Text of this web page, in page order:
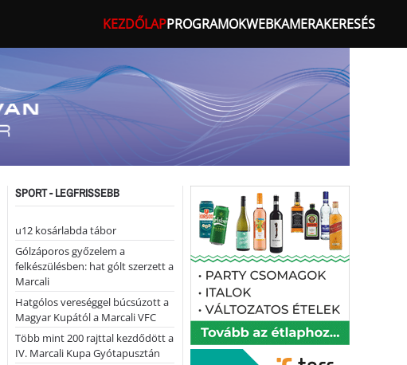
KEZDŐLAPPROGRAMOKWEBKAMERAKERESÉS
SPORT - LEGFRISSEBB
u12 kosárlabda tábor
Gólzáporos győzelem a
felkészülésben: hat gólt szerzett a
Marcali
Hatgólos vereséggel búcsúzott a
Magyar Kupától a Marcali VFC
Több mint 200 rajttal kezdődött a
IV. Marcali Kupa Gyótapusztán